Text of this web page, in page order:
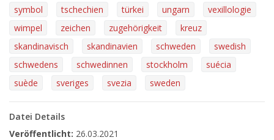
symbol
tschechien türkei ungarn
vexillologie
wimpel
zeichen zugehörigkeit
kreuz
skandinavisch
skandinavien schweden
swedish
schwedens
schwedinnen stockholm
suécia
suède
sveriges svezia sweden
Datei Details
Veröffentlicht: 26.03.2021